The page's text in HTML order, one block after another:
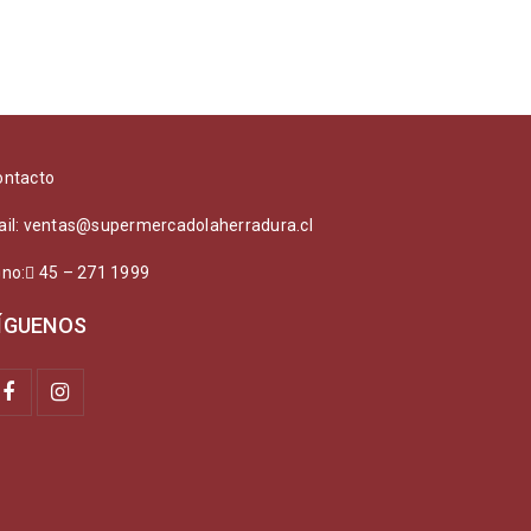
ventas@supermercadolaherradura.cl
45 – 271 1999